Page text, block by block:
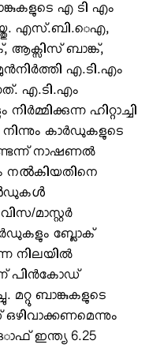
എ ടി എം
എസ്.ബി.െഎ,
ആക്സിസ് ബാങ്ക്,
എ.ടി.എം
എ.ടി.എം
ഹിറ്റാച്ചി
കാര്‍ഡുകളുടെ
നാഷണല്‍
നൽകിയതിനെ
മാസ്റ്റര്‍
ബ്ലോക്
നിലയില്‍
പിന്‍കോഡ്
മറ്റു ബാങ്കുകളുടെ
ഒാഫ് ഇന്ത്യ 6.25